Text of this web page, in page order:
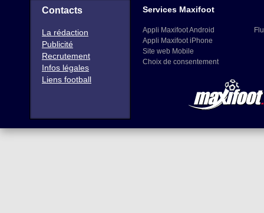
Contacts
La rédaction
Publicité
Recrutement
Infos légales
Liens football
Services Maxifoot
Appli Maxifoot Android
Appli Maxifoot iPhone
Site web Mobile
Choix de consentement